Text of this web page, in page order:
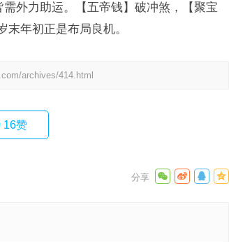
外力助运。【五帝钱】破冲煞，【聚宝
年初正是布局良机。
archives/414.html
16赞